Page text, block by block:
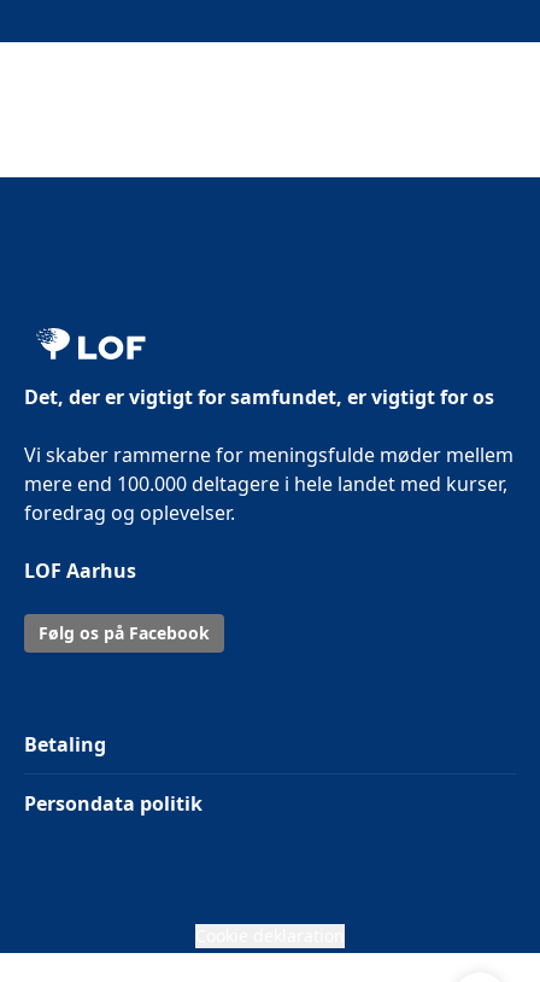
Det, der er vigtigt for samfundet, er vigtigt for os
Vi skaber rammerne for meningsfulde møder mellem
mere end 100.000 deltagere i hele landet med kurser,
foredrag og oplevelser.
LOF Aarhus
Følg os på Facebook
Betaling
Persondata politik